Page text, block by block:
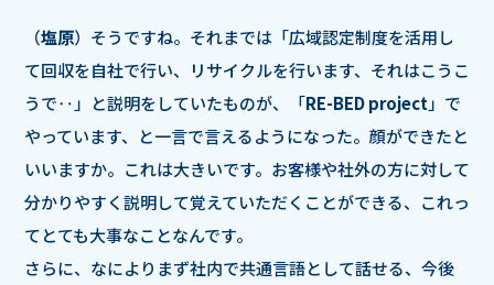
（塩原）そうですね。それまでは「広域認定制度を活用し
て回収を自社で行い、リサイクルを行います、それはこうこ
うで‥」と説明をしていたものが、「RE-BED project 」で
やっています、と一言で言えるようになった。顔ができたと
いいますか。これは大きいです。お客様や社外の方に対して
分かりやすく説明して覚えていただくことができる、これっ
てとても大事なことなんです。
さらに、なによりまず社内で共通言語として話せる、今後